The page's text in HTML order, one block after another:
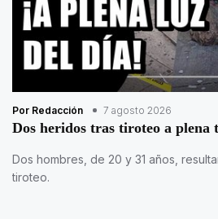
Por Redacción 7 agosto 2026
Dos heridos tras tiroteo a plena
Dos hombres, de 20 y 31 años,
tiroteo.